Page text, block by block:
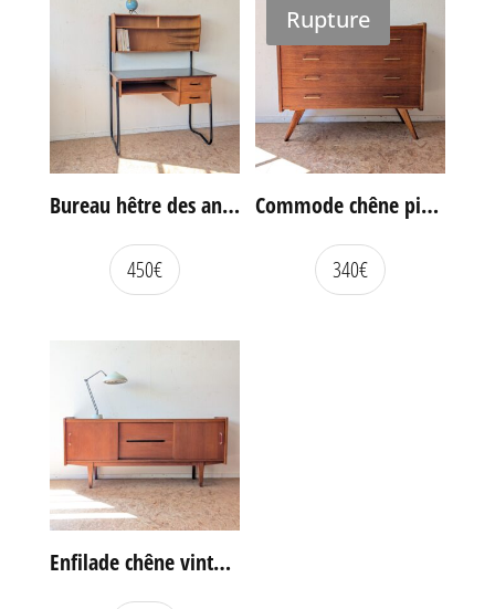
Bureau hêtre des années 60
450€
Rupture
Commode chêne pieds compas vintage
340€
Enfilade chêne vintage portes coulissantes